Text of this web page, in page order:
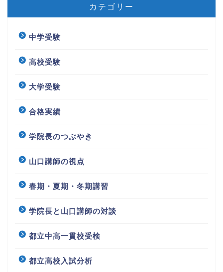
カテゴリー
中学受験
高校受験
大学受験
合格実績
学院長のつぶやき
山口講師の視点
春期・夏期・冬期講習
学院長と山口講師の対談
都立中高一貫校受検
都立高校入試分析